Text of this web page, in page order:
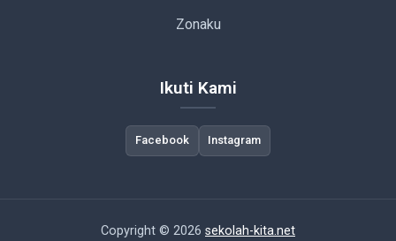
Zonaku
Ikuti Kami
Facebook Instagram
Copyright © 2026 sekolah-kita.net